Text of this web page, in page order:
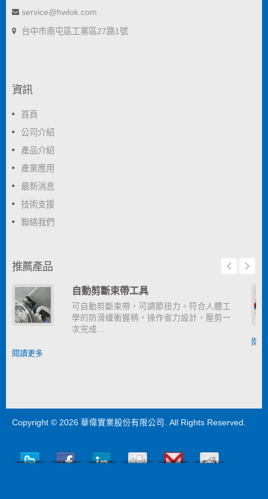
service@hwlok.com
台中市南屯區工業區27路1號
資訊
首頁
公司介紹
產品介紹
產業應用
最新消息
技術支援
聯絡我們
推薦產品
自動剪斷束帶工具
可自動剪斷束帶，可調節扭力。符合人體工
學的防滑緩衝握柄，操作省力設計，壓剪一
次完成…
閱讀更多
閱
Copyright © 2026 華偉實業股份有限公司 . All Rights Reserved.